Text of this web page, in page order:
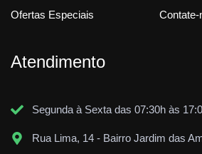
Ofertas Especiais Contate-
Atendimento
Segunda à Sexta das 07:30h às
Rua Lima, 14 - Bairro Jardim das